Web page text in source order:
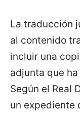
La traducción
al contenido
incluir una
adjunta que
Según el Real
un expediente